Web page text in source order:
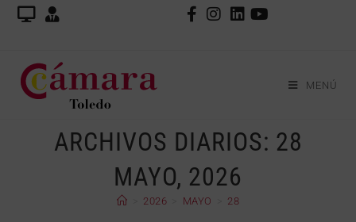
MENÚ
ARCHIVOS DIARIOS: 28
MAYO, 2026
2026 MAYO 28